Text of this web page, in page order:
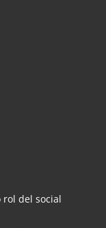
rol del social